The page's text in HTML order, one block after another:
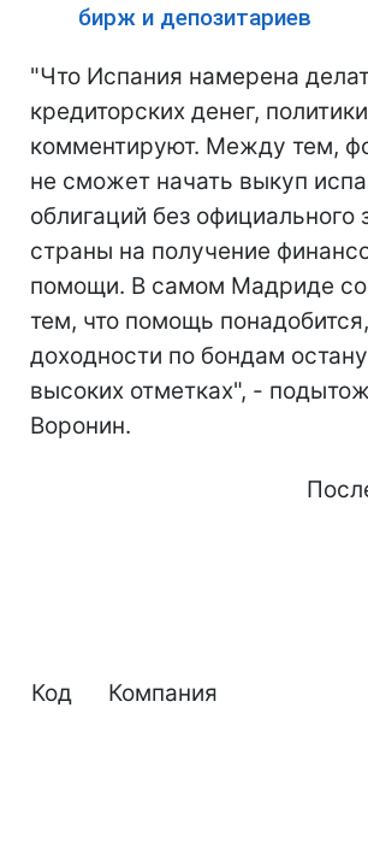
бирж и депозитариев
"Что Испания намерена
кредиторских денег,
комментируют. Между тем,
не сможет начать выкуп
облигаций без официального
страны на получение
помощи. В самом Мадриде
тем, что помощь
доходности по бондам
высоких отметках", -
Воронин.
Код Компания